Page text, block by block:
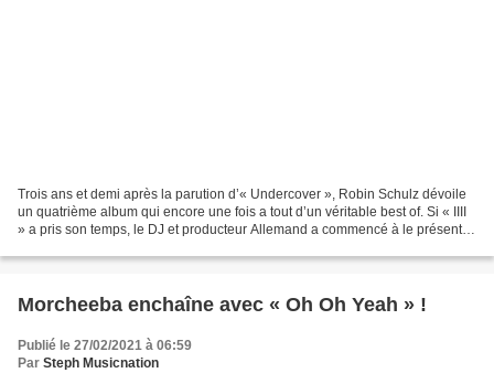
Trois ans et demi après la parution d’« Undercover », Robin Schulz dévoile
un quatrième album qui encore une fois a tout d’un véritable best of. Si « IIII
» a pris son temps, le DJ et producteur Allemand a commencé à le présenter
Morcheeba enchaîne avec « Oh Oh Yeah » !
Publié le 27/02/2021 à 06:59
Par Steph Musicnation